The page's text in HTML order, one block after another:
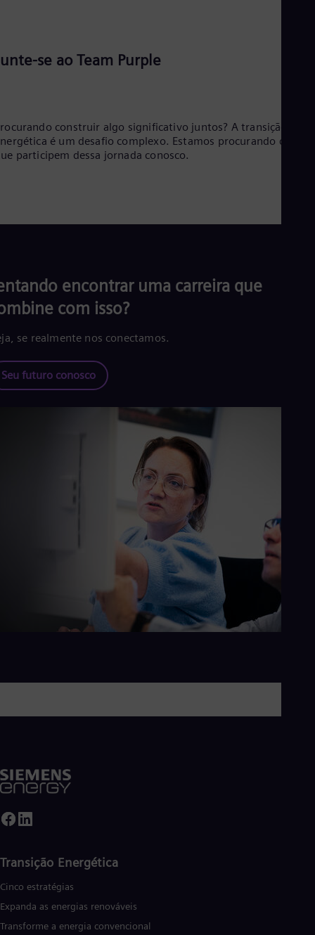
se ao Team Purple
construir algo significativo juntos? A transição
é um desafio complexo. Estamos procurando
participem dessa jornada conosco.
encontrar uma carreira que
com isso?
se realmente nos conectamos.
Seu futuro conosco
Transição Energética
Cinco estratégias
Expanda as energias renováveis
Transforme a energia convencional